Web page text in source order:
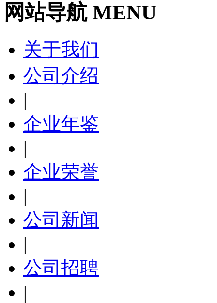
网站导航 MENU
关于我们
公司介绍
|
企业年鉴
|
企业荣誉
|
公司新闻
|
公司招聘
|